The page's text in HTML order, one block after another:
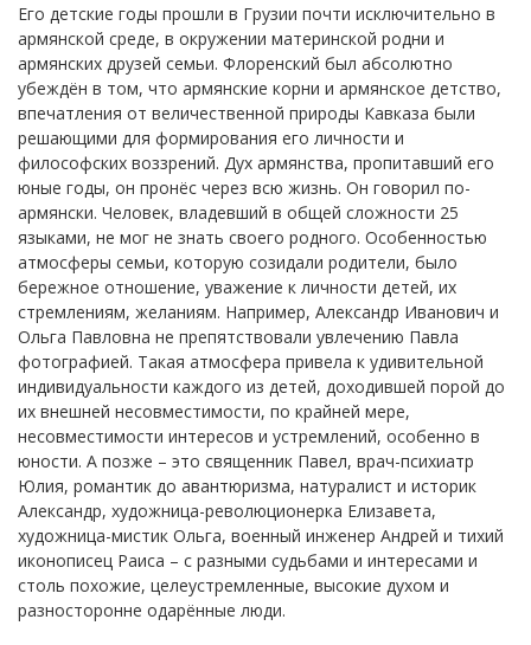
Его детские годы прошли в Грузии почти исключительно в
армянской среде, в окружении материнской родни и
армянских друзей семьи. Флоренский был абсолютно
убеждён в том, что армянские корни и армянское детство,
впечатления от величественной природы Кавказа были
решающими для формирования его личности и
философских воззрений. Дух армянства, пропитавший его
юные годы, он пронёс через всю жизнь. Он говорил по-
армянски. Человек, владевший в общей сложности 25
языками, не мог не знать своего родного. Особенностью
атмосферы семьи, которую созидали родители, было
бережное отношение, уважение к личности детей, их
стремлениям, желаниям. Например, Александр Иванович и
Ольга Павловна не препятствовали увлечению Павла
фотографией. Такая атмосфера привела к удивительной
индивидуальности каждого из детей, доходившей порой до
их внешней несовместимости, по крайней мере,
несовместимости интересов и устремлений, особенно в
юности. А позже – это священник Павел, врач-психиатр
Юлия, романтик до авантюризма, натуралист и историк
Александр, художница-революционерка Елизавета,
художница-мистик Ольга, военный инженер Андрей и тихий
иконописец Раиса – с разными судьбами и интересами и
столь похожие, целеустремленные, высокие духом и
разносторонне одарённые люди.